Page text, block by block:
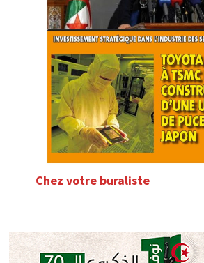
Chez votre buraliste